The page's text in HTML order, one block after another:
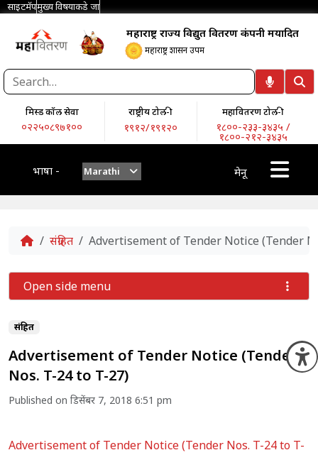
साइटमॅपमुख्य विषयाकडे जा
महाराष्ट्र राज्य विद्युत वितरण कंपनी मर्यादित
महाराष्ट्र शासन उपक्रम
मिस्ड कॉल सेवा
०२२५०८९७१००
राष्ट्रीय टोल-फ्री
१९१२/१९१२०
महावितरण टोल-फ्री
१८००-२३३-३४३५ /
१८००-२१२-३४३५
भाषा - Marathi मेनू
Home
संग्रहित Advertisement of Tender Notice (Tender
संग्रहित
Advertisement of Tender Notice (Tender
Nos. T-24 to T-27)
Published on डिसेंबर 7, 2018 6:51 pm
Advertisement of Tender Notice (Tender Nos. T-24 to T-
Open side menu